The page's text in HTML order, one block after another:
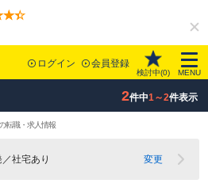
ログイン 会員登録
検討中(0) MENU
2件中1～2件表示
転職・求人情報
社宅あり 変更